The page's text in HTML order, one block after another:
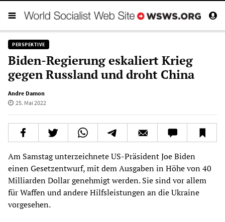
PERSPEKTIVE
Biden-Regierung eskaliert Krieg
gegen Russland und droht China
Andre Damon
25. Mai 2022
Am Samstag unterzeichnete US-Präsident Joe Biden
einen Gesetzentwurf, mit dem Ausgaben in Höhe von 40
Milliarden Dollar genehmigt werden. Sie sind vor allem
für Waffen und andere Hilfsleistungen an die Ukraine
vorgesehen.